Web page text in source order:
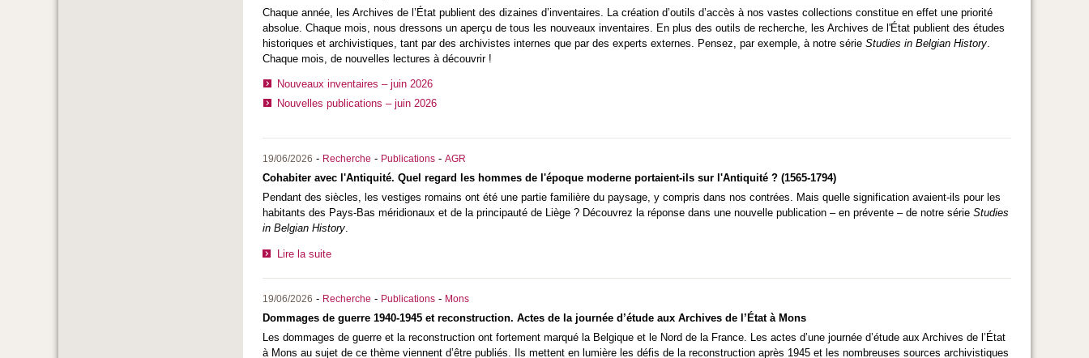
Chaque année, les Archives de l’État publient des dizaines d’inventaires. La création d’outils d’accès à nos vastes collections constitue en effet une priorité
absolue. Chaque mois, nous dressons un aperçu de tous les nouveaux inventaires. En plus des outils de recherche, les Archives de l'État publient des études
historiques et archivistiques, tant par des archivistes internes que par des experts externes. Pensez, par exemple, à notre série Studies in Belgian History
Chaque mois, de nouvelles lectures à découvrir !
Nouveaux inventaires – juin 2026
Nouvelles publications – juin 2026
19/06/2026 - Recherche - Publications - AGR
Cohabiter avec l'Antiquité. Quel regard les hommes de l'époque moderne portaient-ils sur l'Antiquité ? (1565-1794)
Pendant des siècles, les vestiges romains ont été une partie familière du paysage, y compris dans nos contrées. Mais quelle signification avaient-ils pour les
habitants des Pays-Bas méridionaux et de la principauté de Liège ? Découvrez la réponse dans une nouvelle publication – en prévente – de notre série Studies
in Belgian History.
Lire la suite
19/06/2026 - Recherche - Publications - Mons
Dommages de guerre 1940-1945 et reconstruction. Actes de la journée d’étude aux Archives de l’État à Mons
Les dommages de guerre et la reconstruction ont fortement marqué la Belgique et le Nord de la France. Les actes d’une journée d’étude aux Archives de l’État
à Mons au sujet de ce thème viennent d’être publiés. Ils mettent en lumière les défis de la reconstruction après 1945 et les nombreuses sources archivistiques